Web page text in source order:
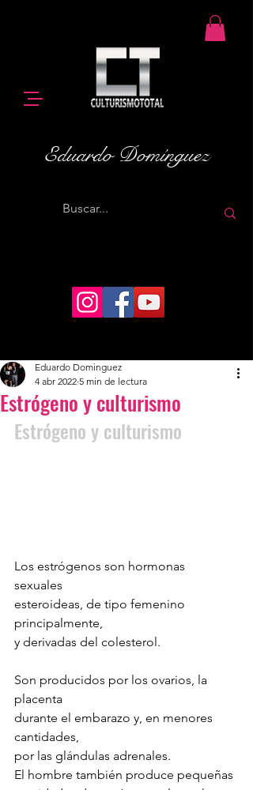
Eduardo Domínguez
Estrógeno y culturismo
Eduardo Dominguez
4 abr 2022 5 min de lectura
Estrógeno y culturismo
Los estrógenos son hormonas
sexuales
esteroideas, de tipo femenino
principalmente,
y derivadas del colesterol.
Son producidos por los ovarios, la
placenta
durante el embarazo y, en menores
cantidades,
por las glándulas adrenales.
El hombre también produce pequeñas